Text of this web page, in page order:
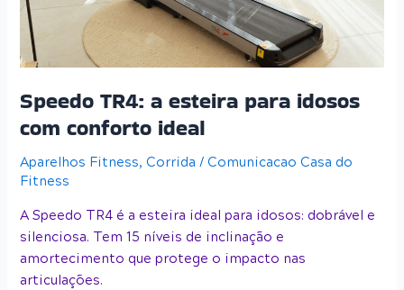
Speedo TR4: a esteira para idosos
com conforto ideal
Aparelhos Fitness,Corrida /Comunicacao Casa do
Fitness
A Speedo TR4 é a esteira ideal para idosos: dobrável e
silenciosa. Tem 15 níveis de inclinação e
amortecimento que protege o impacto nas
articulações.
conforto
ideal